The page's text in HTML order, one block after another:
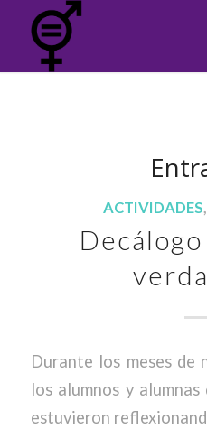
ACTIVIDADES,
Durante los meses de
los alumnos y
estuvieron